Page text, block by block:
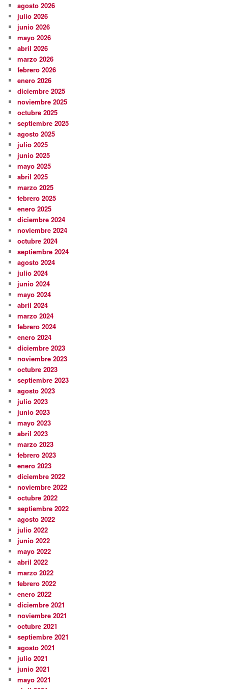
agosto 2026
julio 2026
junio 2026
mayo 2026
abril 2026
marzo 2026
febrero 2026
enero 2026
diciembre 2025
noviembre 2025
octubre 2025
septiembre 2025
agosto 2025
julio 2025
junio 2025
mayo 2025
abril 2025
marzo 2025
febrero 2025
enero 2025
diciembre 2024
noviembre 2024
octubre 2024
septiembre 2024
agosto 2024
julio 2024
junio 2024
mayo 2024
abril 2024
marzo 2024
febrero 2024
enero 2024
diciembre 2023
noviembre 2023
octubre 2023
septiembre 2023
agosto 2023
julio 2023
junio 2023
mayo 2023
abril 2023
marzo 2023
febrero 2023
enero 2023
diciembre 2022
noviembre 2022
octubre 2022
septiembre 2022
agosto 2022
julio 2022
junio 2022
mayo 2022
abril 2022
marzo 2022
febrero 2022
enero 2022
diciembre 2021
noviembre 2021
octubre 2021
septiembre 2021
agosto 2021
julio 2021
junio 2021
mayo 2021